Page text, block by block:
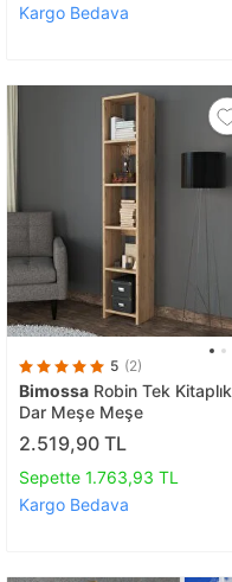
Kargo Bedava
5 (2)
Bimossa Robin Tek Kitaplık
Dar Meşe Meşe
2.519,90 TL
Sepette 1.763,93 TL
Kargo Bedava